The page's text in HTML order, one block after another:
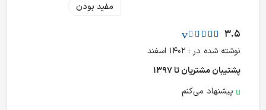
مفید بودن
3.5
نوشته شده در : ۱۴۰۲ اسفند
پشتیبان مشتریان تا ۱۳۹۷
پیشنهاد می‌کنم